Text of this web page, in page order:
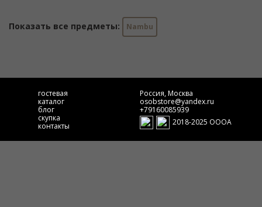
Показать все предметы: Nambu
гостевая
каталог
блог
скупка
контакты
Россия, Москва
osobstore@yandex.ru
+79160085939
2018-2025 ОООА